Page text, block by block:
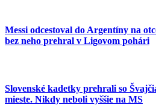
Messi odcestoval do Argentíny na
bez neho prehral v Ligovom pohári
Slovenské kadetky prehrali so
mieste. Nikdy neboli vyššie na MS